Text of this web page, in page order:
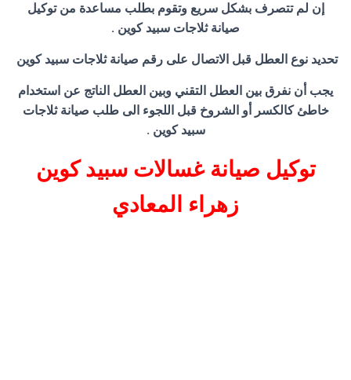
إن لم تتصرف بشكل سريع وتقوم بطلب مساعدة من توكيل
صيانة ثلاجات سبيد كوين .
تحديد نوع العطل قبل الاتصال على رقم صيانة ثلاجات سبيد كوين
يجب أن نفرق بين العطل التقني وبين العطل الناتج عن استخدام
خاطئ كالكسر أو الشروخ قبل اللجوء الى طلب صيانة ثلاجات
سبيد كوين .
توكيل صيانة غسالات سبيد كوين
زهراء المعادي